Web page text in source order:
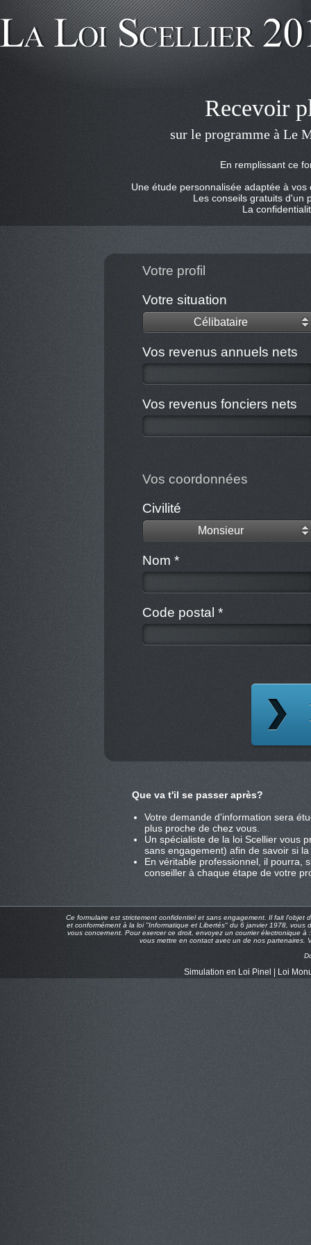
Recevoir
sur le programme à Le
En remplissant ce
Une étude personnalisée adaptée à
Les conseils gratuits d'un
La
Votre profil
Votre situation
Célibataire
Vos revenus annuels nets
Vos revenus fonciers nets
Vos coordonnées
Civilité
Monsieur
Nom *
Code postal *
Que va t'il se passer après?
Votre demande d'information sera
plus proche de chez vous.
Un spécialiste de la loi Scellier vous
sans engagement) afin de savoir si
En véritable professionnel, il pourra,
conseiller à chaque étape de votre
Ce formulaire est strictement confidentiel et sans engagement. Il fait
et conformément à la loi "Informatique et Libertés" du 6 janvier 1978,
vous concernent. Pour exercer ce droit, envoyez un courrier électronique
vous mettre en contact avec un de nos partenaires.
Simulation en Loi Pinel Loi